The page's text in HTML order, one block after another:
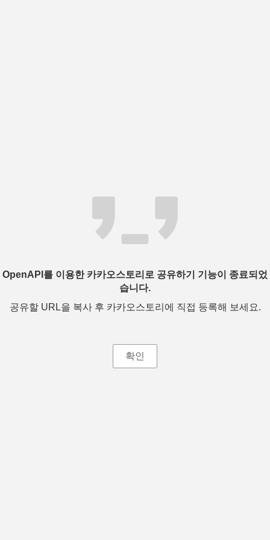
OpenAPI를 이용한 카카오스토리로 공유하기 기능이 종료되었
습니다.
공유할 URL을 복사 후 카카오스토리에 직접 등록해 보세요.
확인